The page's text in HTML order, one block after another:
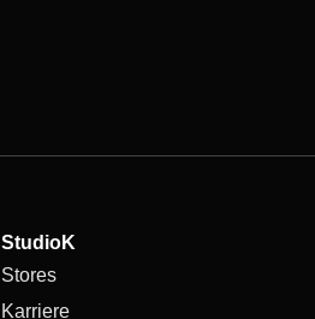
StudioK
Stores
Karriere